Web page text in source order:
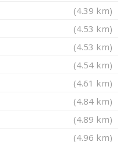
(4.39 km)
(4.53 km)
(4.53 km)
(4.54 km)
(4.61 km)
(4.84 km)
(4.89 km)
(4.96 km)